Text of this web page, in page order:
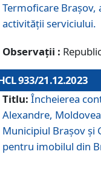
Termoficare Braşov,
activităţii serviciului.
Observații :
933/21.12.2023
Titlu: Încheierea
Alexandre,
Municipiul Braşov şi
pentru imobilul din